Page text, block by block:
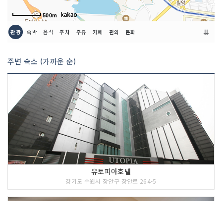
500m
관광 숙박 음식 주차 주유 카페 편의 문화 ⇊
주변 숙소 (가까운 순)
유토피아호텔
경기도 수원시 장안구 장안로 264-5